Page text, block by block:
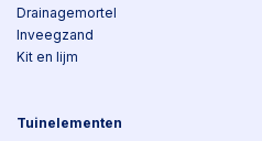
Drainagemortel
Inveegzand
Kit en lijm
Tuinelementen